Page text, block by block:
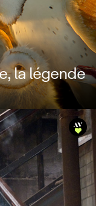
la légende